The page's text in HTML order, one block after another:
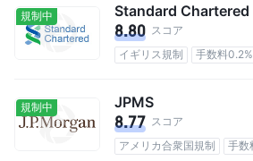
規制中 Standard Chartered
8.80 スコア
イギリス規制
手数料0.2%
規制中 JPMS
8.77 スコア
アメリカ合衆国規制
手数